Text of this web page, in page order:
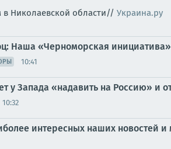
в Николаевской области// Украина.ру
Наша «Черноморская инициатива»
10:41
у Запада «надавить на Россию» и
10:32
интересных наших новостей